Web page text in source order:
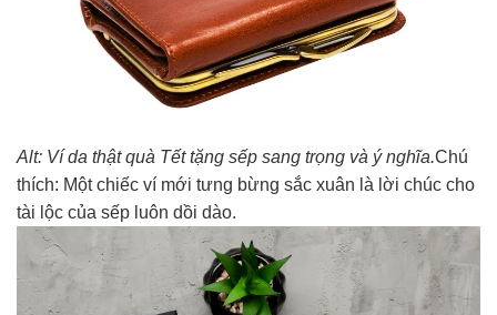
Alt: Ví da thật quà Tết tặng sếp sang trọng và ý nghĩa.Chú
thích: Một chiếc ví mới tưng bừng sắc xuân là lời chúc cho
tài lộc của sếp luôn dồi dào.